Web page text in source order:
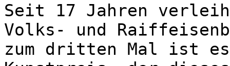
Seit 17 Jahren
Volks- und
zum dritten Mal ist